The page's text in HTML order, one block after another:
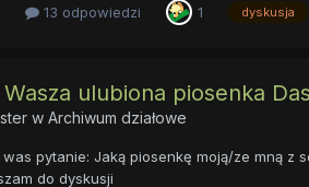
13 odpowiedzi 1 dyskusja
ulubiona piosenka
w Archiwum działowe
was pytanie: Jaką piosenkę moją/ze mną
do dyskusji